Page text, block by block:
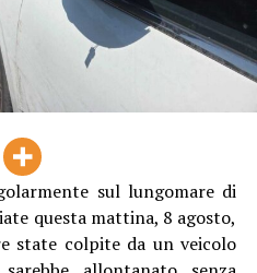
sul lungomare di
questa mattina, 8 agosto,
state colpite da un veicolo